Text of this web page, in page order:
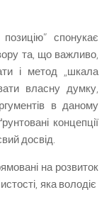
спонукає
та, що важливо,
і метод „шкала
власну думку,
в даному
концепції
досвід.
на розвиток
яка володіє